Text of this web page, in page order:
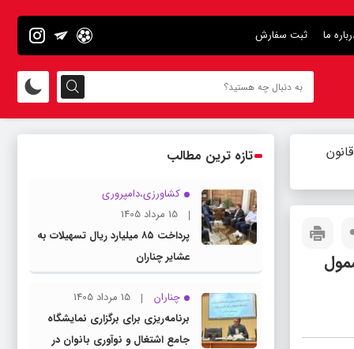
ما ثبت سفارش
تازه ترین مطالب
کشاورزی،دامپروری
15 مرداد 1405
پرداخت ۸۵ میلیارد ریال تسهیلات به
عشایر چناران
چناران
15 مرداد 1405
برنامه‌ریزی برای برگزاری نمایشگاه
جامع اشتغال و نوآوری بانوان در